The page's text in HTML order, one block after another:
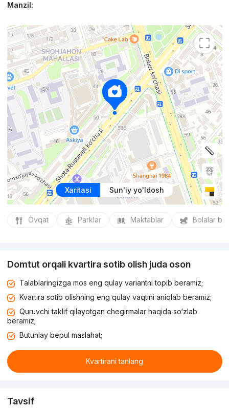
Manzil:
Xaritasi Sun'iy yo'ldosh
Ovqat Parklar Maktablar Bolalar
Domtut orqali kvartira sotib olish juda oson
Talablaringizga mos eng qulay variantni topib beramiz;
Kvartira sotib olishning eng qulay vaqtini aniqlab beramiz;
Quruvchi taklif qilayotgan chegirmalar haqida so‘zlab
beramiz;
Butunlay bepul maslahat;
Kvartirani tanlang
Tavsif